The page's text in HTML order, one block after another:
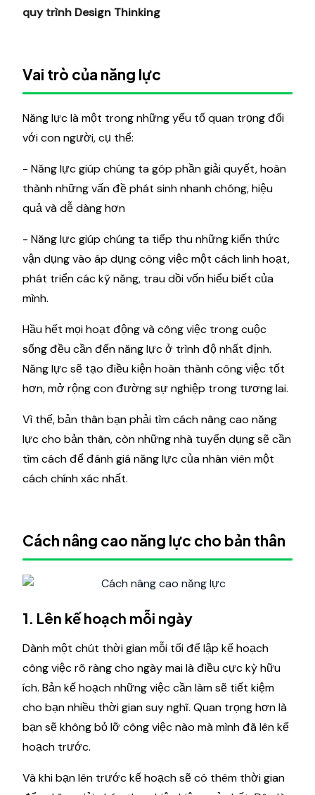
quy trình Design Thinking
Vai trò của năng lực
Năng lực là một trong những yếu tố quan trọng đối
với con người, cụ thể:
- Năng lực giúp chúng ta góp phần giải quyết, hoàn
thành những vấn đề phát sinh nhanh chóng, hiệu
quả và dễ dàng hơn
- Năng lực giúp chúng ta tiếp thu những kiến thức
vận dụng vào áp dụng công việc một cách linh hoạt,
phát triển các kỹ năng, trau dồi vốn hiểu biết của
mình.
Hầu hết mọi hoạt động và công việc trong cuộc
sống đều cần đến năng lực ở trình độ nhất định.
Năng lực sẽ tạo điều kiện hoàn thành công việc tốt
hơn, mở rộng con đường sự nghiệp trong tương lai.
Vì thế, bản thân bạn phải tìm cách nâng cao năng
lực cho bản thân, còn những nhà tuyển dụng sẽ cần
tìm cách để đánh giá năng lực của nhân viên một
cách chính xác nhất.
Cách nâng cao năng lực cho bản thân
1. Lên kế hoạch mỗi ngày
Dành một chút thời gian mỗi tối để lập kế hoạch
công việc rõ ràng cho ngày mai là điều cực kỳ hữu
ích. Bản kế hoạch những việc cần làm sẽ tiết kiệm
cho bạn nhiều thời gian suy nghĩ. Quan trọng hơn là
bạn sẽ không bỏ lỡ công việc nào mà mình đã lên kế
hoạch trước.
Và khi bạn lên trước kế hoạch sẽ có thêm thời gian